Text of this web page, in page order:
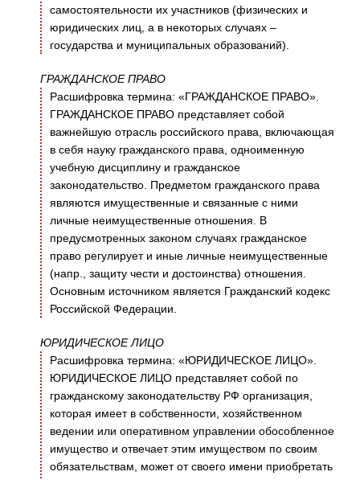
самостоятельности их участников (физических и
юридических лиц, а в некоторых случаях –
государства и муниципальных образований).
ГРАЖДАНСКОЕ ПРАВО
Расшифровка термина: «ГРАЖДАНСКОЕ ПРАВО».
ГРАЖДАНСКОЕ ПРАВО представляет собой
важнейшую отрасль российского права, включающая
в себя науку гражданского права, одноименную
учебную дисциплину и гражданское
законодательство. Предметом гражданского права
являются имущественные и связанные с ними
личные неимущественные отношения. В
предусмотренных законом случаях гражданское
право регулирует и иные личные неимущественные
(напр., защиту чести и достоинства) отношения.
Основным источником является Гражданский кодекс
Российской Федерации.
ЮРИДИЧЕСКОЕ ЛИЦО
Расшифровка термина: «ЮРИДИЧЕСКОЕ ЛИЦО».
ЮРИДИЧЕСКОЕ ЛИЦО представляет собой по
гражданскому законодательству РФ организация,
которая имеет в собственности, хозяйственном
ведении или оперативном управлении обособленное
имущество и отвечает этим имуществом по своим
обязательствам, может от своего имени приобретать